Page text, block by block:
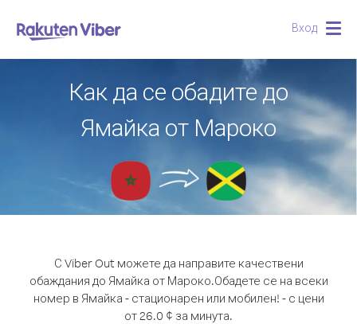
Вход
Как да се обадите до
Ямайка от Мароко
С Viber Out можете да направите качествени
обаждания до Ямайка от Мароко.Обадете се на всеки
номер в Ямайка - стационарен или мобилен! - с цени
от 26.0 ¢ за минута.